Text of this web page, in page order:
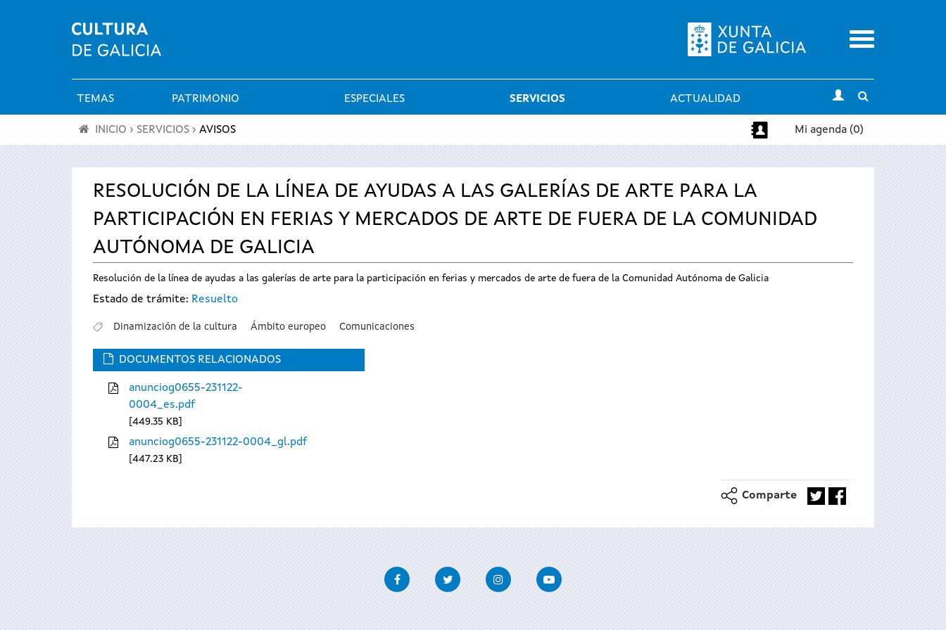
Menu
Menú
principal
TEMAS PATRIMONIO ESPECIALES SERVICIOS ACTUALIDAD
search
encuentra
usted
aquí
INICIO › SERVICIOS › AVISOS Mi agenda (0)
RESOLUCIÓN DE LA LÍNEA DE AYUDAS A LAS GALERÍAS DE ARTE PARA LA
PARTICIPACIÓN EN FERIAS Y MERCADOS DE ARTE DE FUERA DE LA COMUNIDAD
AUTÓNOMA DE GALICIA
Resolución de la línea de ayudas a las galerías de arte para la participación en ferias y mercados de arte de fuera de la Comunidad Autónoma de Galicia
Estado de trámite: Resuelto
Dinamización de la cultura Ámbito europeo Comunicaciones
DOCUMENTOS RELACIONADOS
anunciog0655-231122-
0004_es.pdf
449.35 KB
anunciog0655-231122-0004_gl.pdf
447.23 KB
Comparte
FacebookTwitter InstagramYoutube